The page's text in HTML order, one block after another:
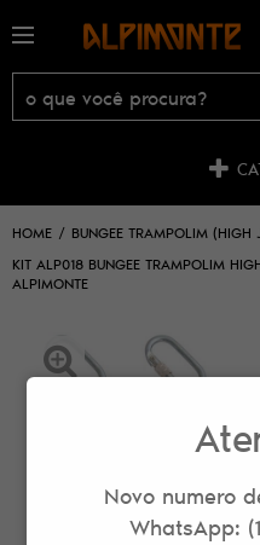
HOME BUNGEE TRAMPOLIM (HIGH
KIT ALP018 BUNGEE TRAMPOLIM
ALPIMONTE
Novo numero
WhatsApp: